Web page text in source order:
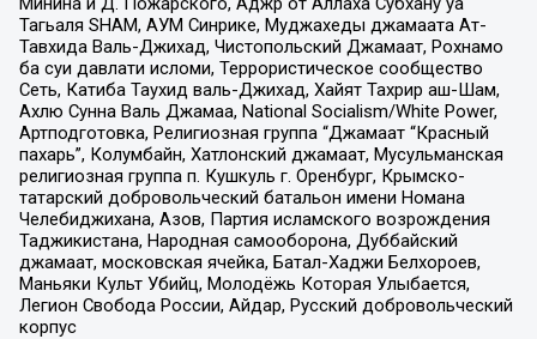
Тагьаля SHAM, АУМ Синрике, Муджахеды джамаата Ат-
Тавхида Валь-Джихад, Чистопольский Джамаат, Рохнамо
ба суи давлати исломи, Террористическое сообщество
Сеть, Катиба Таухид валь-Джихад, Хайят Тахрир аш-Шам,
Ахлю Сунна Валь Джамаа, National Socialism/White Power,
Артподготовка, Религиозная группа “Джамаат “Красный
пахарь”, Колумбайн, Хатлонский джамаат, Мусульманская
религиозная группа п. Кушкуль г. Оренбург, Крымско-
татарский добровольческий батальон имени Номана
Челебиджихана, Азов, Партия исламского возрождения
Таджикистана, Народная самооборона, Дуббайский
джамаат, московская ячейка, Батал-Хаджи Белхороев,
Маньяки Культ Убийц, Молодёжь Которая Улыбается,
Легион Свобода России, Айдар, Русский добровольческий
корпус